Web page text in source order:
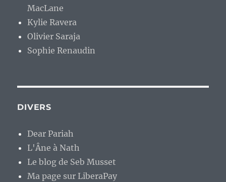
MacLane
Kylie Ravera
Olivier Saraja
Sophie Renaudin
DIVERS
Dear Pariah
L'Âne à Nath
Le blog de Seb Musset
Ma page sur LiberaPay